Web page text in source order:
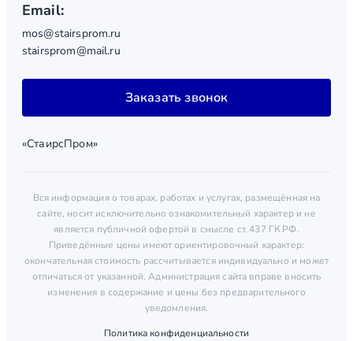
Email:
mos@stairsprom.ru
stairsprom@mail.ru
Заказать звонок
«СтаирсПром»
Вся информация о товарах, работах и услугах, размещённая на
сайте, носит исключительно ознакомительный характер и не
является публичной офертой в смысле ст. 437 ГК РФ.
Приведённые цены имеют ориентировочный характер:
окончательная стоимость рассчитывается индивидуально и может
отличаться от указанной. Администрация сайта вправе вносить
изменения в содержание и цены без предварительного
уведомления.
Политика конфиденциальности